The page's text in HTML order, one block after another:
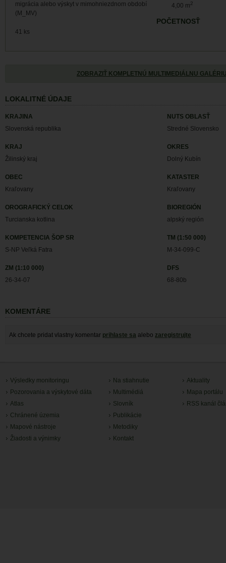
migrácia alebo výskyt v mimohniezdnom období
(M_MV)
4,00 m2
POČETNOSŤ
41 ks
ZOBRAZIŤ KOMPLETNÚ MULTIMEDIÁLNU
LOKALITNÉ ÚDAJE
KRAJINA
Slovenská republika
NUTS OBLASŤ
Stredné Slovensko
KRAJ
Žilinský kraj
OKRES
Dolný Kubín
OBEC
Kraľovany
KATASTER
Kraľovany
OROGRAFICKÝ CELOK
Turcianska kotlina
BIOREGIÓN
alpský región
KOMPETENCIA ŠOP SR
S-NP Veľká Fatra
TM (1:50 000)
M-34-099-C
ZM (1:10 000)
26-34-07
DFS
68-80b
KOMENTÁRE
Ak chcete pridat vlastny komentar prihlaste sa alebo zaregistrujte
Výsledky monitoringu
Pozorovania a výskytové dáta
Atlas
Chránené územia
Mapové nástroje
Žiadosti a výnimky
Na stiahnutie
Multimédiá
Slovník
Publikácie
Metodiky
Kontakt
Aktuality
Mapa portálu
RSS kanál